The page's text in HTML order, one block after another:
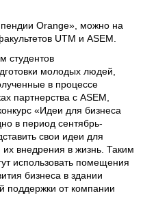
Orange», можно на
UTM и ASEM.
студентов
молодых людей,
в процессе
партнерства с ASEM,
«Идеи для бизнеса
в период сентябрь-
свои идеи для
внедрения в жизнь. Таким
использовать помещения
бизнеса в здании
поддержки от компании